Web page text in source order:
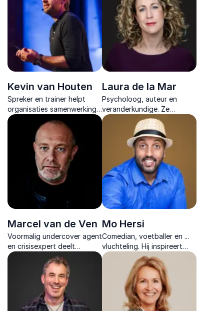
inzichten over criminaliteit
en veiligheid.
Kevin van Houten
Spreker en trainer helpt
organisaties samenwerking
versnellen door gedrag
centraal te zetten en ruis in
teams concreet aan te
Laura de la Mar
Psycholoog, auteur en
veranderkundige. Ze
activeert teams met
energiek lezingen over
gastvrijheid,
klantgerichtheid en
leiderschap.
Marcel van de Ven
Voormalig undercover agent
en crisisexpert deelt
inzichten over leiderschap,
samenwerking onder druk en
psychologische veiligheid.
Mo Hersi
Comedian, voetballer en ...
vluchteling. Hij inspireert
met zijn vele levensverhalen
vol hoop, humor en de
kracht van menselijke
verbinding.